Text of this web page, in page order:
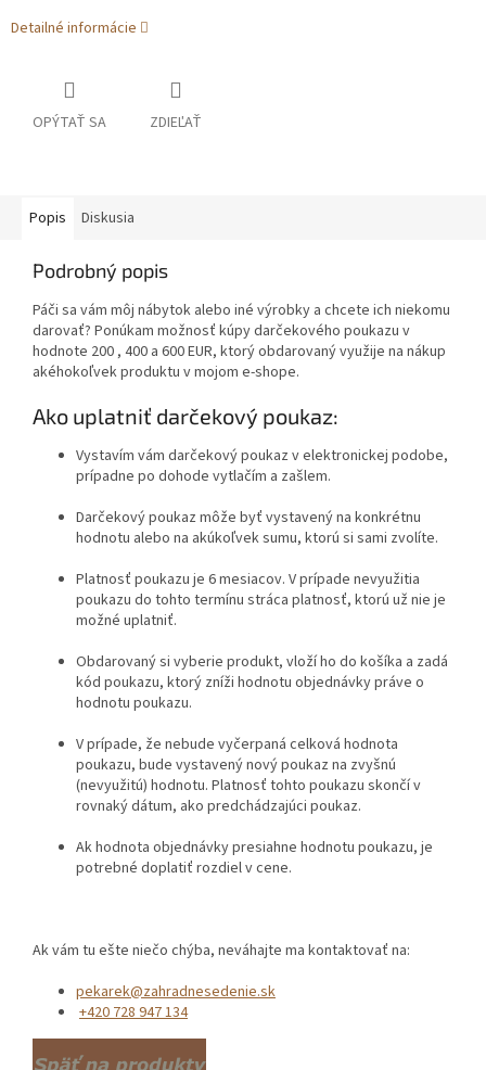
Detailné informácie
OPÝTAŤ SA ZDIEĽAŤ
Popis Diskusia
Podrobný popis
Páči sa vám môj nábytok alebo iné výrobky a chcete ich niekomu
darovať? Ponúkam možnosť kúpy darčekového poukazu v
hodnote 200 , 400 a 600 EUR, ktorý obdarovaný využije na nákup
akéhokoľvek produktu v mojom e-shope.
Ako uplatniť darčekový poukaz:
Vystavím vám darčekový poukaz v elektronickej podobe,
prípadne po dohode vytlačím a zašlem.
Darčekový poukaz môže byť vystavený na konkrétnu
hodnotu alebo na akúkoľvek sumu, ktorú si sami zvolíte.
Platnosť poukazu je 6 mesiacov. V prípade nevyužitia
poukazu do tohto termínu stráca platnosť, ktorú už nie je
možné uplatniť.
Obdarovaný si vyberie produkt, vloží ho do košíka a zadá
kód poukazu, ktorý zníži hodnotu objednávky práve o
hodnotu poukazu.
V prípade, že nebude vyčerpaná celková hodnota
poukazu, bude vystavený nový poukaz na zvyšnú
(nevyužitú) hodnotu. Platnosť tohto poukazu skončí v
rovnaký dátum, ako predchádzajúci poukaz.
Ak hodnota objednávky presiahne hodnotu poukazu, je
potrebné doplatiť rozdiel v cene.
Ak vám tu ešte niečo chýba, neváhajte ma kontaktovať na:
pekarek@zahradnesedenie.sk
+420 728 947 134